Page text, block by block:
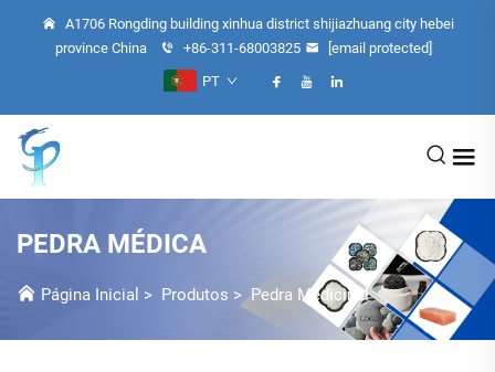
A1706 Rongding building xinhua district shijiazhuang city hebei
province China
+86-311-68003825
[email protected]
PT
PEDRA MÉDICA
Página Inicial > Produtos >Pedra Medicinal